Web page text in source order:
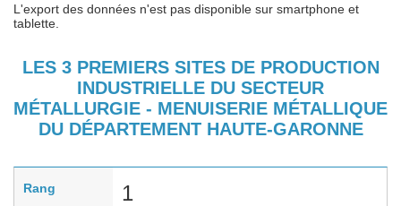
L'export des données n'est pas disponible sur smartphone et
tablette.
LES 3 PREMIERS SITES DE PRODUCTION
INDUSTRIELLE DU SECTEUR
MÉTALLURGIE - MENUISERIE MÉTALLIQUE
DU DÉPARTEMENT HAUTE-GARONNE
Rang 1